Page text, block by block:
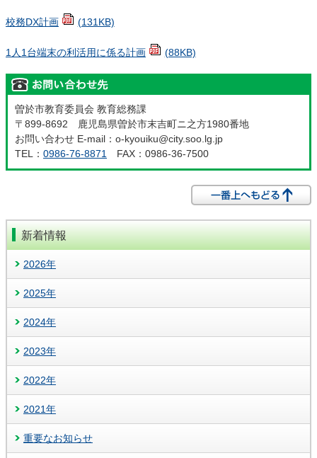
校務DX計画 (131KB)
1人1台端末の利活用に係る計画 (88KB)
曽於市教育委員会 教育総務課
〒899-8692 鹿児島県曽於市末吉町ニ之方1980番地
お問い合わせ E-mail：o-kyouiku@city.soo.lg.jp
TEL： 0986-76-8871 FAX：0986-36-7500
新着情報
2026年
2025年
2024年
2023年
2022年
2021年
重要なお知らせ